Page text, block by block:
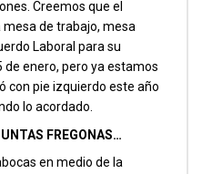
Creemos que el
de trabajo, mesa
Laboral para su
de enero, pero ya estamos
con pie izquierdo este año
lo acordado.
FREGONAS…
en medio de la